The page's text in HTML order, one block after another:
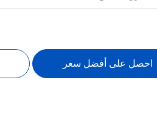
احصل على أفضل سعر